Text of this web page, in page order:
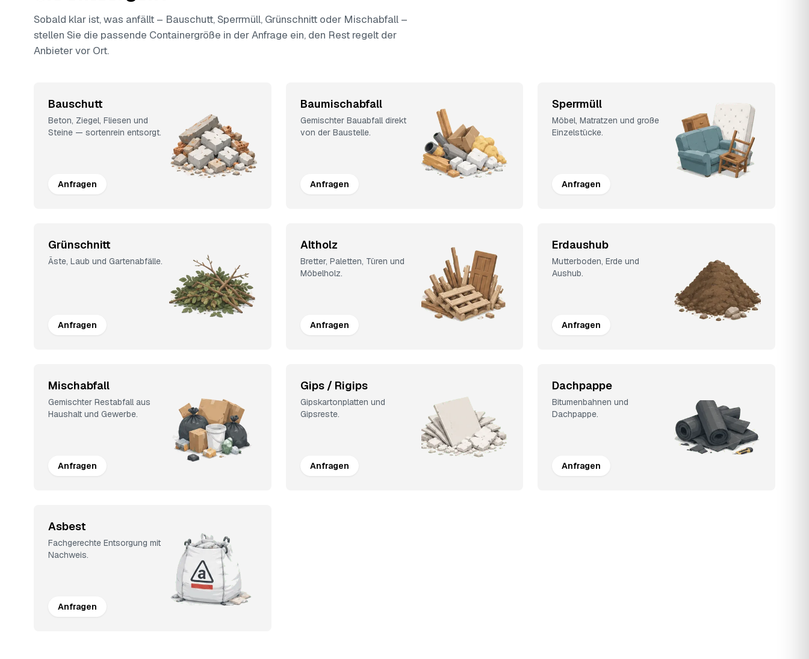
Sobald klar ist, was anfällt – Bauschutt, Sperrmüll, Grünschnitt oder Mischabfall –
stellen Sie die passende Containergröße in der Anfrage ein, den Rest regelt der
Anbieter vor Ort.
Bauschutt
Beton, Ziegel, Fliesen und
Steine — sortenrein entsorgt.
Anfragen
Baumischabfall
Gemischter Bauabfall direkt
von der Baustelle.
Anfragen
Sperrmüll
Möbel, Matratzen und große
Einzelstücke.
Anfragen
Grünschnitt
Äste, Laub und Gartenabfälle.
Anfragen
Altholz
Bretter, Paletten, Türen und
Möbelholz.
Anfragen
Erdaushub
Mutterboden, Erde und
Aushub.
Anfragen
Mischabfall
Gemischter Restabfall aus
Haushalt und Gewerbe.
Anfragen
Gips / Rigips
Gipskartonplatten und
Gipsreste.
Anfragen
Dachpappe
Bitumenbahnen und
Dachpappe.
Anfragen
Asbest
Fachgerechte Entsorgung mit
Nachweis.
Anfragen